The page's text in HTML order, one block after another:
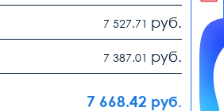
7 527.71 руб.
7 387.01 руб.
7 668.42 руб.